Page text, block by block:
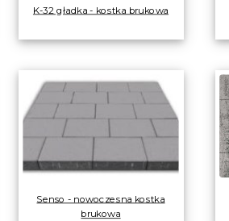
K-32 gładka - kostka brukowa
Senso - nowoczesna kostka
brukowa